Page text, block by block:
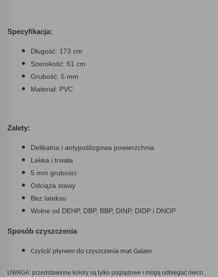
Specyfikacja:
Długość: 173 cm
Szerokość: 61 cm
Grubość: 5 mm
Materiał: PVC
Zalety:
Delikatna i antypoślizgowa powierzchnia
Lekka i trwała
5 mm grubości
Odciąża stawy
Bez lateksu
Wolne od DEHP, DBP, BBP, DINP, DIDP i DNOP
Sposób czyszczenia
Czyścić płynem do czyszczenia mat Gaiam
UWAGA: przedstawione kolory są tylko poglądowe i mogą odbiegać nieco